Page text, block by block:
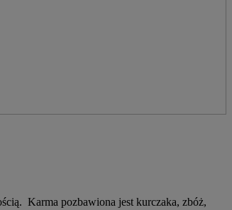
Karma pozbawiona jest kurczaka, zbóż,